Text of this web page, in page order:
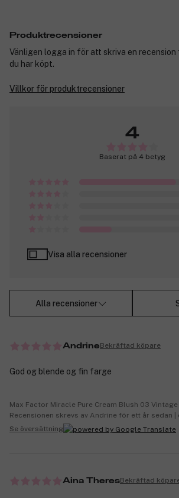
Produktrecensioner
Vänligen logga in för att skriva en
du har köpt.
Villkor för produktrecensioner
4
Baserat på 4 betyg
Visa alla recensioner
Alla recensioner
AndrineBekräftad köpare
God og blende og fin farge
Max Factor Miracle Pure Cream Blush 03 Vintage
Recensionen skrevs av Andrine för ett år sedan
Se översättning
Aina TheresBekräftad